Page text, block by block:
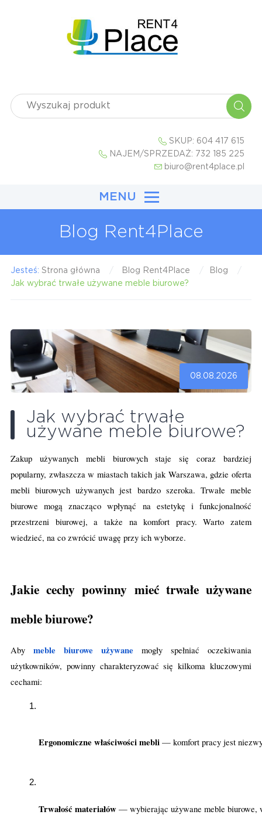
SKUP: 604 417 615
NAJEM/SPRZEDAŻ: 732 185 225
biuro@rent4place.pl
MENU
Blog Rent4Place
Jesteś: Strona główna Blog Rent4Place
Blog
Jak wybrać trwałe używane meble biurowe?
08.08.2026
Jak wybrać trwałe
używane meble biurowe?
Zakup używanych mebli biurowych staje się coraz bardziej
popularny, zwłaszcza w miastach takich jak Warszawa, gdzie oferta
mebli biurowych używanych jest bardzo szeroka. Trwałe meble
biurowe mogą znacząco wpłynąć na estetykę i funkcjonalność
przestrzeni biurowej, a także na komfort pracy. Warto zatem
wiedzieć, na co zwrócić uwagę przy ich wyborze.
Jakie cechy powinny mieć trwałe używane
meble biurowe?
Aby meble biurowe używane mogły spełniać oczekiwania
użytkowników, powinny charakteryzować się kilkoma kluczowymi
cechami:
Ergonomiczne właściwości mebli — komfort pracy jest
Trwałość materiałów — wybierając używane meble biurowe,